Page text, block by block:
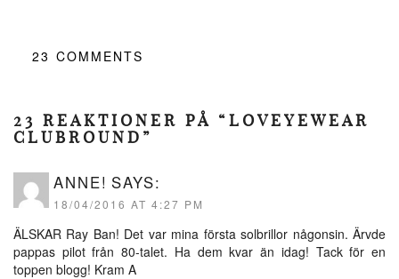
23 COMMENTS
23 REAKTIONER PÅ “LOVEYEWEAR
CLUBROUND”
ANNE! SAYS:
18/04/2016 AT 4:27 PM
ÄLSKAR Ray Ban! Det var mina första solbrillor någonsin. Ärvde
pappas pilot från 80-talet. Ha dem kvar än idag! Tack för en
toppen blogg! Kram A